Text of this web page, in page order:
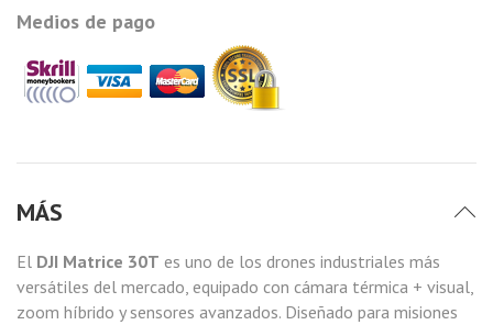
Medios de pago
MÁS
El DJI Matrice 30T es uno de los drones industriales más
versátiles del mercado, equipado con cámara térmica + visual,
zoom híbrido y sensores avanzados. Diseñado para misiones